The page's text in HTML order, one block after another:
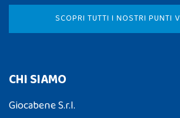
SCOPRI TUTTI I NOSTRI PUNTI
CHI SIAMO
Giocabene S.r.l.